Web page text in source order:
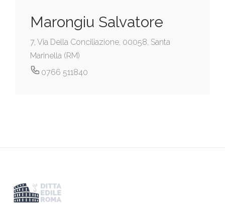
Marongiu Salvatore
7, Via Della Conciliazione, 00058, Santa
Marinella (RM)
0766 511840